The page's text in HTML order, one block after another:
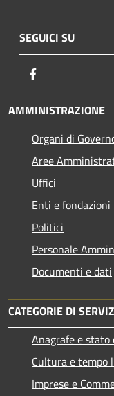
SEGUICI SU
AMMINISTRAZIONE
Organi di
Aree
Uffici
Enti e fondazioni
Politici
Personale
Documenti e dati
CATEGORIE DI
Anagrafe e stato
Cultura e tempo
Imprese e